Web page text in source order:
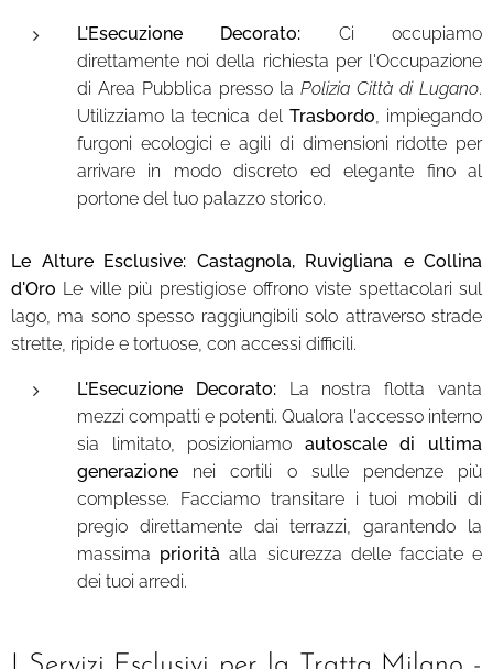
L'Esecuzione Decorato: Ci occupiamo
direttamente noi della richiesta per l'Occupazione
di Area Pubblica presso la Polizia Città di Lugano.
Utilizziamo la tecnica del Trasbordo , impiegando
furgoni ecologici e agili di dimensioni ridotte per
arrivare in modo discreto ed elegante fino al
portone del tuo palazzo storico.
Le Alture Esclusive: Castagnola, Ruvigliana e Collina
d'Oro Le ville più prestigiose offrono viste spettacolari sul
lago, ma sono spesso raggiungibili solo attraverso strade
strette, ripide e tortuose, con accessi difficili.
L'Esecuzione Decorato:La nostra flotta vanta
mezzi compatti e potenti. Qualora l'accesso interno
sia limitato, posizioniamo autoscale di ultima
generazione nei cortili o sulle pendenze più
complesse. Facciamo transitare i tuoi mobili di
pregio direttamente dai terrazzi, garantendo la
massima priorità alla sicurezza delle facciate e
dei tuoi arredi.